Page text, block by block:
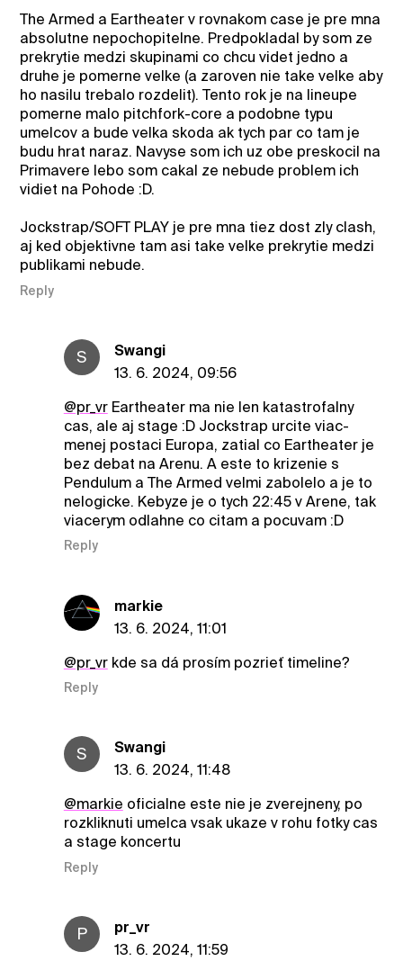
The Armed a Eartheater v rovnakom case je pre mna
absolutne nepochopitelne. Predpokladal by som ze
prekrytie medzi skupinami co chcu videt jedno a
druhe je pomerne velke (a zaroven nie take velke aby
ho nasilu trebalo rozdelit). Tento rok je na lineupe
pomerne malo pitchfork-core a podobne typu
umelcov a bude velka skoda ak tych par co tam je
budu hrat naraz. Navyse som ich uz obe preskocil na
Primavere lebo som cakal ze nebude problem ich
vidiet na Pohode :D.
Jockstrap/SOFT PLAY je pre mna tiez dost zly clash,
aj ked objektivne tam asi take velke prekrytie medzi
publikami nebude.
Reply
S
Swangi
13. 6. 2024, 09:56
@pr_vrEartheater ma nie len katastrofalny
cas, ale aj stage :D Jockstrap urcite viac-
menej postaci Europa, zatial co Eartheater je
bez debat na Arenu. A este to krizenie s
Pendulum a The Armed velmi zabolelo a je to
nelogicke. Kebyze je o tych 22:45 v Arene, tak
viacerym odlahne co citam a pocuvam :D
Reply
markie
13. 6. 2024, 11:01
@pr_vrkde sa dá prosím pozrieť timeline?
Reply
S
Swangi
13. 6. 2024, 11:48
@markie oficialne este nie je zverejneny, po
rozkliknuti umelca vsak ukaze v rohu fotky cas
a stage koncertu
Reply
P
pr_vr
13. 6. 2024, 11:59